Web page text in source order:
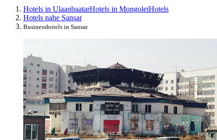
Hotels in UlaanbaatarHotels in MongoleiHotels
Hotels nahe Sansar
Businesshotels in Sansar